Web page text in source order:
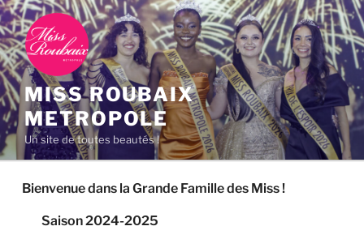
MISS ROUBAIX
METROPOLE
Un site de toutes beautés !
Bienvenue dans la Grande Famille des Miss !
Saison 2024-2025